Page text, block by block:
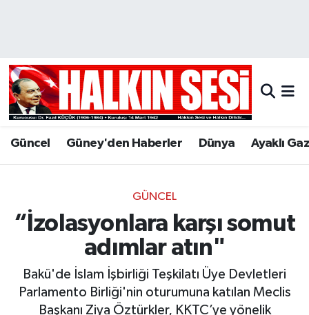
Güncel Güney'den Haberler Dünya Ayaklı
GÜNCEL
“İzolasyonlara karşı somut
adımlar atın"
Bakü'de İslam İşbirliği Teşkilatı Üye Devletleri
Parlamento Birliği'nin oturumuna katılan Meclis
Başkanı Ziya Öztürkler, KKTC’ye yönelik
Hava Durumu
Trafik Durumu
Son Dakika Haberleri